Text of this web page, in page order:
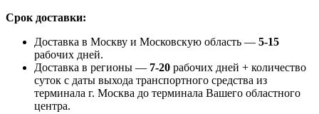
Срок доставки:
Доставка в Москву и Московскую область — 5-15
рабочих дней.
Доставка в регионы — 7-20 рабочих дней + количество
суток с даты выхода транспортного средства из
терминала г. Москва до терминала Вашего областного
центра.